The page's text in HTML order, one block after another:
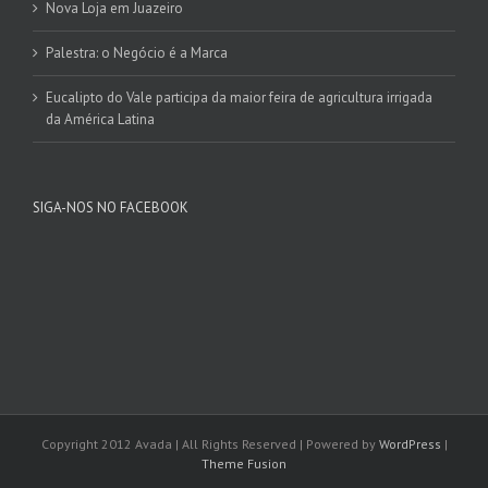
Nova Loja em Juazeiro
Palestra: o Negócio é a Marca
Eucalipto do Vale participa da maior feira de agricultura irrigada
da América Latina
SIGA-NOS NO FACEBOOK
Copyright 2012 Avada | All Rights Reserved | Powered by WordPress |
Theme Fusion